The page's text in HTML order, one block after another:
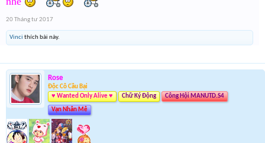
20 Tháng tư 2017
Vinci thích bài này.
Rose
Độc Cô Cầu Bại
♥ Wanted Only Alive ♥
Chữ Ký Động Công Hội MANUTD.S4
Vạn Nhân Mê